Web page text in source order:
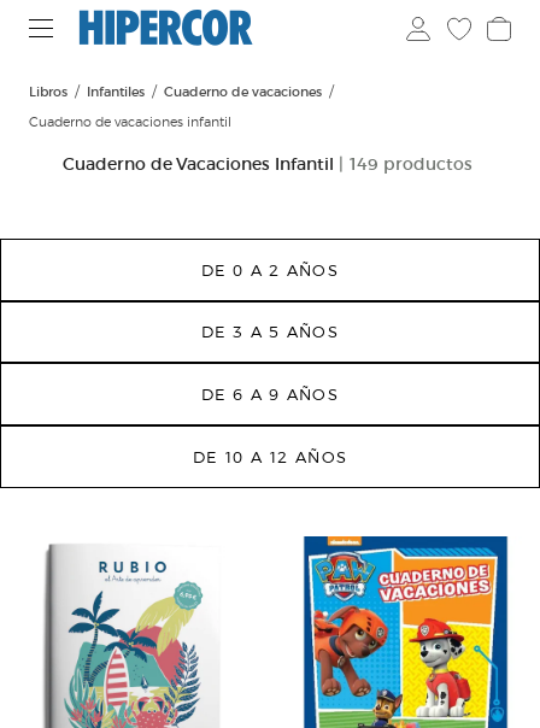
Libros Infantiles
Cuaderno de vacaciones
Cuaderno de vacaciones infantil
Cuaderno de Vacaciones Infantil | 149 productos
DE 0 A 2 AÑOS
DE 3 A 5 AÑOS
DE 6 A 9 AÑOS
DE 10 A 12 AÑOS